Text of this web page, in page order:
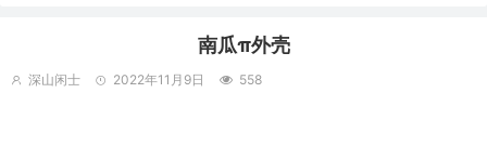
南瓜π外壳
深山闲士 2022年11月9日 558